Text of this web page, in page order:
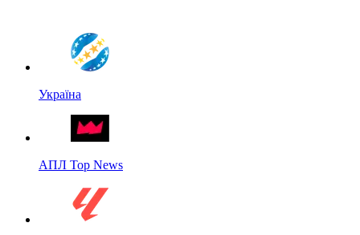
Україна
АПЛ Top News